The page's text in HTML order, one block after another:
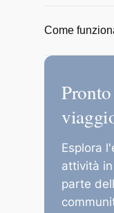
dalla data di
Come
Puoi pagare
Bancario.
Esplora
attività
parte